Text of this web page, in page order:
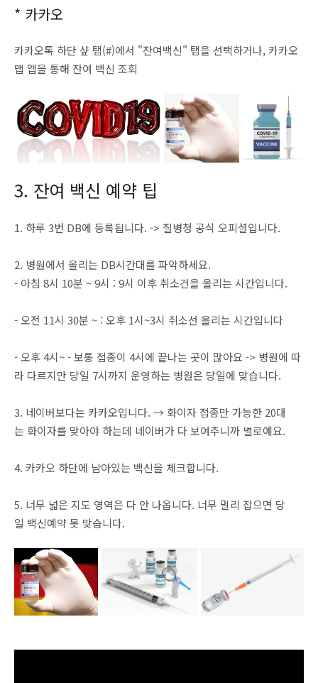
* 카카오
카카오톡 하단 샾 탭(#)에서 "잔여백신" 탭을 선택하거나, 카카오
맵 앱을 통해 잔여 백신 조회
3. 잔여 백신 예약 팁
1. 하루 3번 DB에 등록됩니다. -> 질병청 공식 오피셜입니다.
2. 병원에서 올리는 DB시간대를 파악하세요.
- 아침 8시 10분 ~ 9시 : 9시 이후 취소건을 올리는 시간입니다.
- 오전 11시 30분 ~ : 오후 1시~3시 취소선 올리는 시간입니다
- 오후 4시~ - 보통 접종이 4시에 끝나는 곳이 많아요 -> 병원에 따
라 다르지만 당일 7시까지 운영하는 병원은 당일에 맞습니다.
3. 네이버보다는 카카오입니다. → 화이자 접종만 가능한 20대
는 화이자를 맞아야 하는데 네이버가 다 보여주니까 별로예요.
4. 카카오 하단에 남아있는 백신을 체크합니다.
5. 너무 넓은 지도 영역은 다 안 나옵니다. 너무 멀리 잡으면 당
일 백신예약 못 맞습니다.